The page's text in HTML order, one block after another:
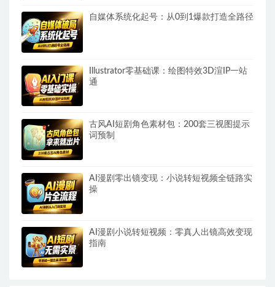
自媒体系统化起号：从0到1爆款打造全路径
Illustrator零基础课：绘图特效3D渲IP一站
通
古风AI短剧角色素材包：200套三视图提示
词预制
AI漫剧零出镜变现：小说转短视频全链路实
操
AI漫剧小说转短视频：零真人出镜高效变现
指南